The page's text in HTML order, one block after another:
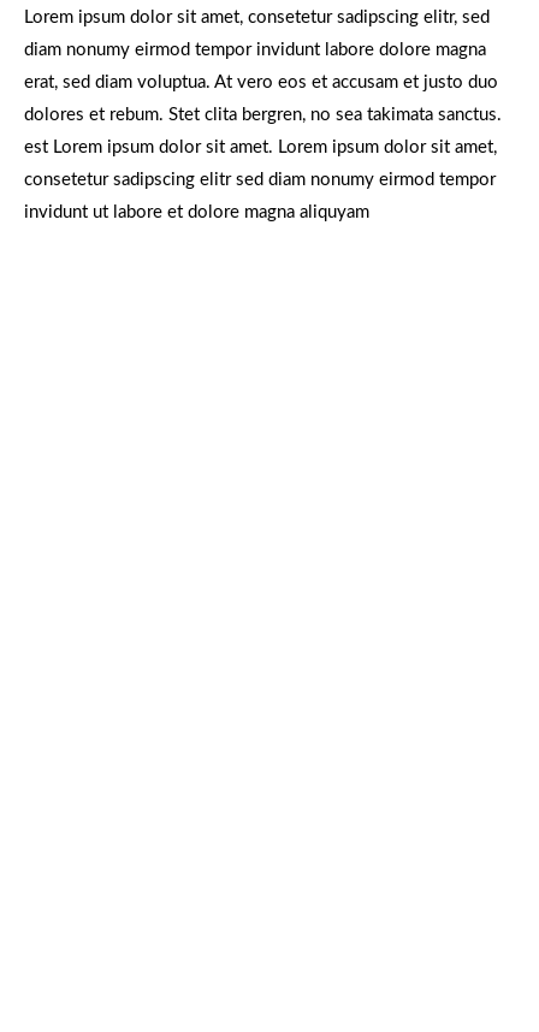
Lorem ipsum dolor sit amet, consetetur sadipscing elitr, sed
diam nonumy eirmod tempor invidunt labore dolore magna
erat, sed diam voluptua. At vero eos et accusam et justo duo
dolores et rebum. Stet clita bergren, no sea takimata sanctus.
est Lorem ipsum dolor sit amet. Lorem ipsum dolor sit amet,
consetetur sadipscing elitr sed diam nonumy eirmod tempor
invidunt ut labore et dolore magna aliquyam